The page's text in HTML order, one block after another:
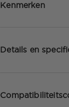
Kenmerken
Details en